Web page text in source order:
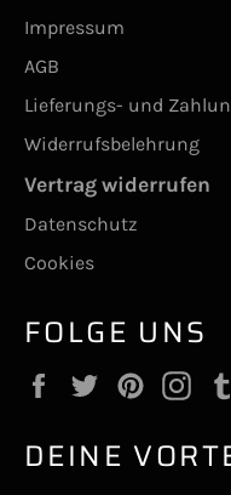
Impressum
AGB
Lieferungs- und
Widerrufsbelehrung
Vertrag widerrufen
Datenschutz
Cookies
FOLGE UNS
FacebookTwitterPinterest
DEINE